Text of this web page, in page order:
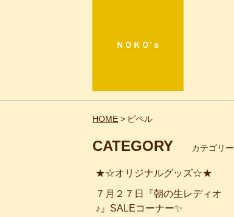
ＮＯＫＯ’ｓ
HOME ピペル
CATEGORY カテゴリー
★☆オリジナルグッズ☆★
７月２７日『朝の生レディオ
♪』SALEコーナー✨